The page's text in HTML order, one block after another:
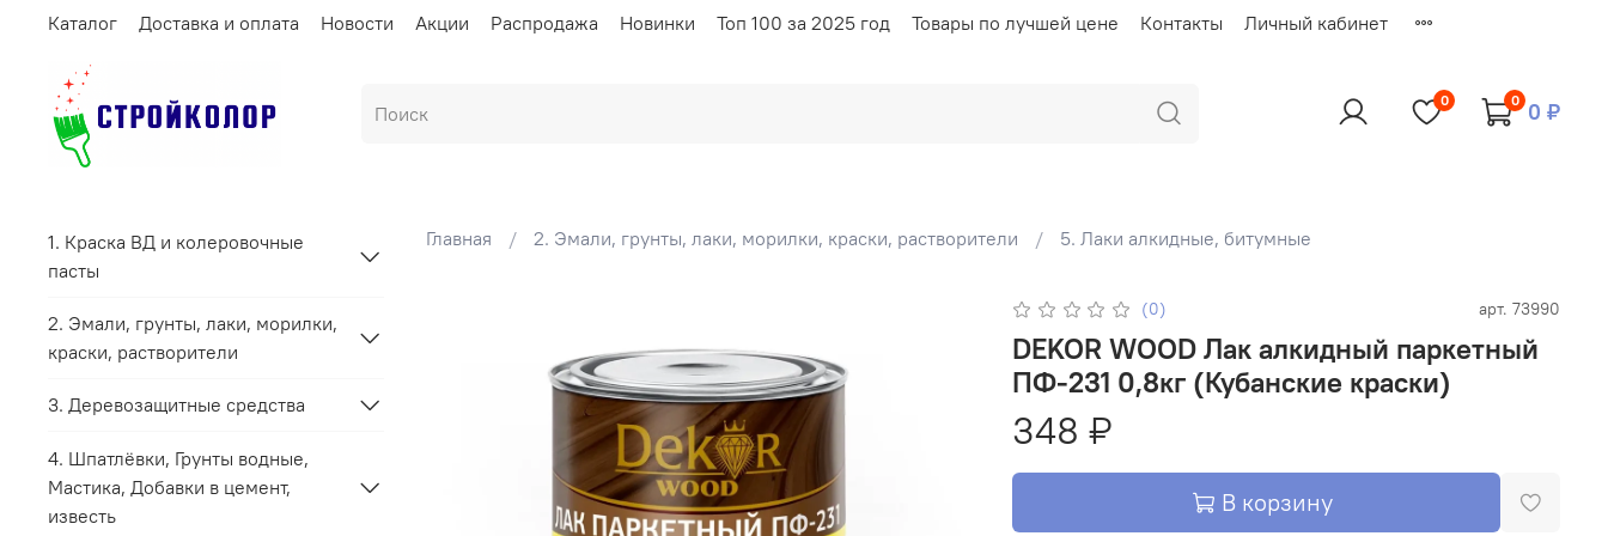
Каталог Доставка и оплата Новости Акции Распродажа Новинки Топ 100 за 2025 год Товары по лучшей цене Контакты Личный кабинет
0 0 0 ₽
Главная 2. Эмали, грунты, лаки, морилки, краски, растворители 5. Лаки алкидные, битумные
(0) арт. 73990
DEKOR WOOD Лак алкидный паркетный
ПФ-231 0,8кг (Кубанские краски)
348 ₽
В корзину
1. Краска ВД и колеровочные
пасты
2. Эмали, грунты, лаки, морилки,
краски, растворители
3. Деревозащитные средства
4. Шпатлёвки, Грунты водные,
Мастика, Добавки в цемент,
известь